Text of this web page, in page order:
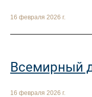
16 февраля 2026 г.
Всемирный
16 февраля 2026 г.